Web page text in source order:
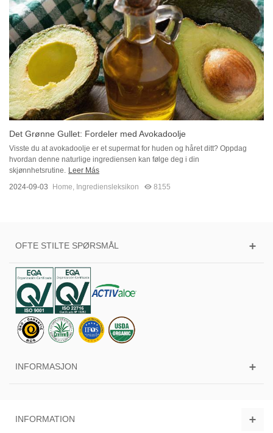
Det Grønne Gullet: Fordeler med Avokadoolje
Visste du at avokadoolje er et supermat for huden og håret ditt? Oppdag
hvordan denne naturlige ingrediensen kan følge deg i din
skjønnhetsrutine. Leer Más
2024-09-03
Home, Ingrediensleksikon 8155
OFTE STILTE SPØRSMÅL
INFORMASJON
INFORMATION